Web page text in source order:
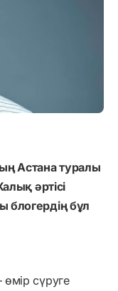
Астана туралы
әртісі
блогердің бұл
сүруге